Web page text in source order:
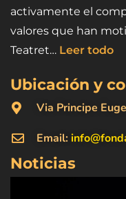
activamente el
valores que han
Teatret… Leer todo
Ubicación y
Via Principe
Email:
Noticias